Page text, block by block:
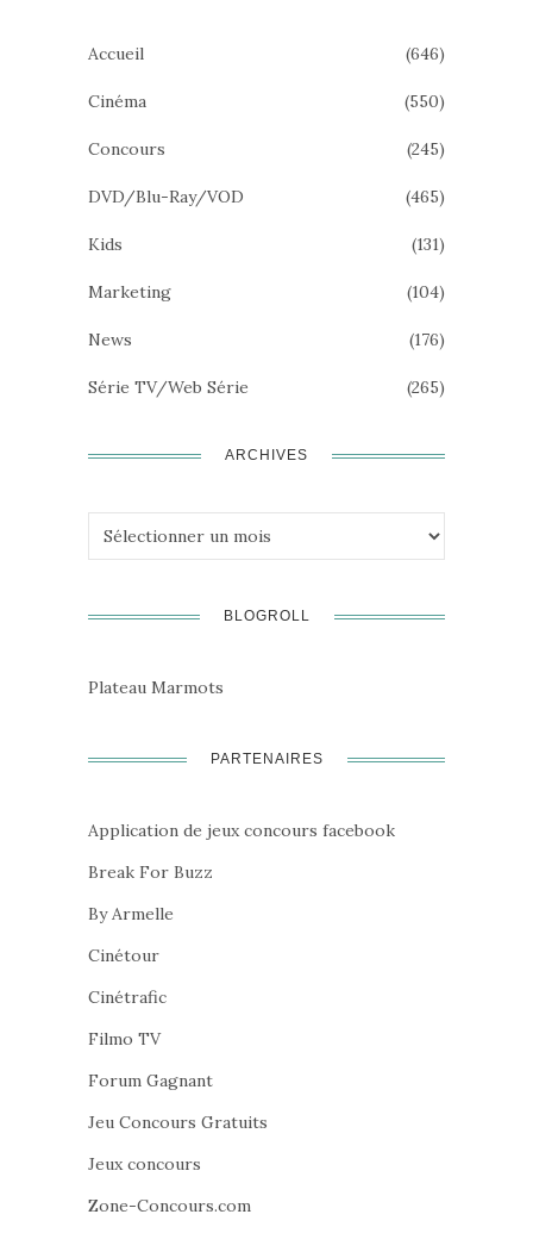
Accueil (646)
Cinéma (550)
Concours (245)
DVD/Blu-Ray/VOD (465)
Kids (131)
Marketing (104)
News (176)
Série TV/Web Série (265)
ARCHIVES
Archives
BLOGROLL
Plateau Marmots
PARTENAIRES
Application de jeux concours facebook
Break For Buzz
By Armelle
Cinétour
Cinétrafic
Filmo TV
Forum Gagnant
Jeu Concours Gratuits
Jeux concours
Zone-Concours.com